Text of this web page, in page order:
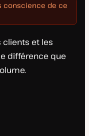
conscience de ce
clients et les
différence que